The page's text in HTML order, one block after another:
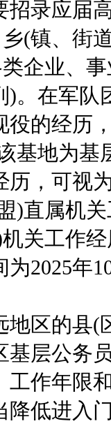
招录应届
(镇、街
企业、
)。在军队
役的经历
基地为基
历，可视
)直属机
关工作
2025年
区的县(
基层公务
工作年限
降低进入